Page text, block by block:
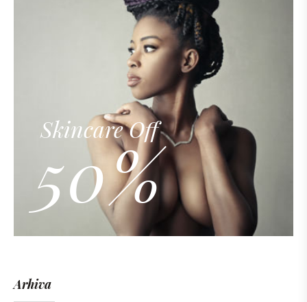
Skincare Off
50%
Arhiva